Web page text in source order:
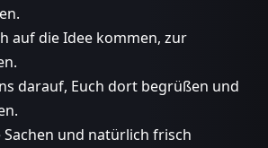
auf die Idee kommen, zur
darauf, Euch dort begrüßen und
und natürlich frisch